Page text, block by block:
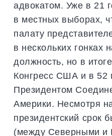
адвокатом. Уже в 21
в местных выборах,
палату
в нескольких гонках
должность, но в
Конгресс США и в 52
Президентом
Америки. Несмотря
президентский срок
(между Северными